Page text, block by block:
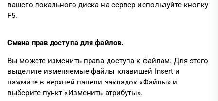
вашего локального диска на сервер используйте кнопку
F5.
Смена прав доступа для файлов.
Вы можете изменить права доступа к файлам. Для этого
выделите изменяемые файлы клавишей Insert и
нажмите в верхней панели закладок «Файлы» и
выберите пункт «Изменить атрибуты».